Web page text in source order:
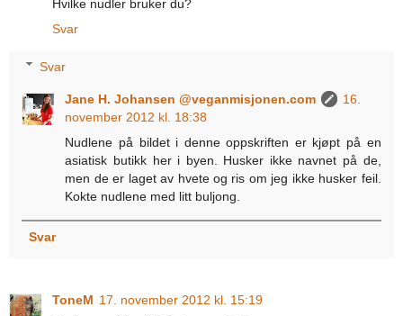
Hvilke nudler bruker du?
Svar
Svar
Jane H. Johansen @veganmisjonen.com
16.
november 2012 kl. 18:38
Nudlene på bildet i denne oppskriften er kjøpt på en
asiatisk butikk her i byen. Husker ikke navnet på de,
men de er laget av hvete og ris om jeg ikke husker feil.
Kokte nudlene med litt buljong.
Svar
ToneM 17. november 2012 kl. 15:19